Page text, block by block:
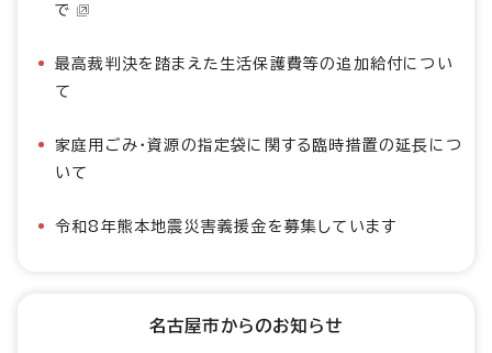
で
最高裁判決を踏まえた生活保護費等の追加給付につい
て
家庭用ごみ・資源の指定袋に関する臨時措置の延長につ
いて
令和8年熊本地震災害義援金を募集しています
名古屋市からのお知らせ